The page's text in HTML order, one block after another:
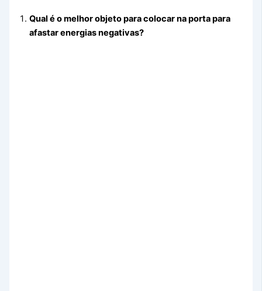
Qual é o melhor objeto para colocar na porta para
afastar energias negativas?